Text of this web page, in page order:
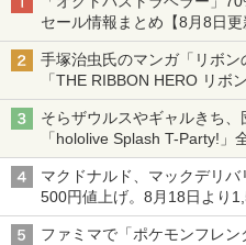
セール情報まとめ【8月8日更
ニンテンドーeショップでは
手塚治虫氏のマンガ「リボ
「THE RIBBON HERO リボ
そらザウルスやギャルきち、
「hololive Splash T-Party!」
ライン販売開始
マクドナルド、マックデリ
500円値上げ。8月18日より
ファミマで「ポケモンフレ